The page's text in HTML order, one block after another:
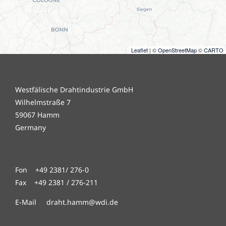
Leaflet | ©OpenStreetMap©CARTO
Westfälische Drahtindustrie GmbH
Wilhelmstraße 7
59067 Hamm
Germany
Fon +49 2381/ 276-0
Fax +49 2381 / 276-211
E-Mail draht.hamm@wdi.de